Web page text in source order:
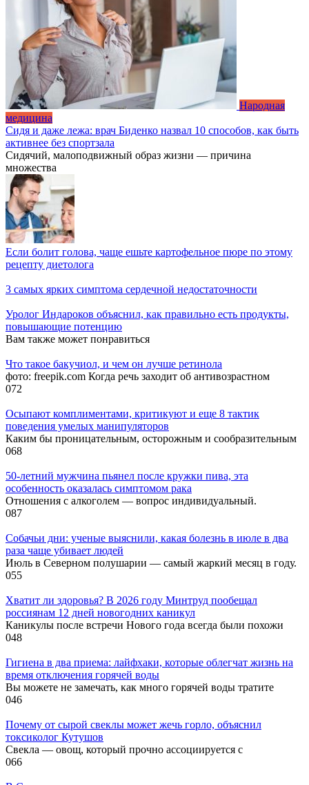
Народная
медицина
Сидя и даже лежа: врач Биденко назвал 10 способов, как быть
активнее без спортзала
Сидячий, малоподвижный образ жизни — причина
множества
Если болит голова, чаще ешьте картофельное пюре по этому
рецепту диетолога
3 самых ярких симптома сердечной недостаточности
Уролог Индароков объяснил, как правильно есть продукты,
повышающие потенцию
Вам также может понравиться
Что такое бакучиол, и чем он лучше ретинола
фото: freepik.com Когда речь заходит об антивозрастном
072
Осыпают комплиментами, критикуют и еще 8 тактик
поведения умелых манипуляторов
Каким бы проницательным, осторожным и сообразительным
068
50-летний мужчина пьянел после кружки пива, эта
особенность оказалась симптомом рака
Отношения с алкоголем — вопрос индивидуальный.
087
Собачьи дни: ученые выяснили, какая болезнь в июле в два
раза чаще убивает людей
Июль в Северном полушарии — самый жаркий месяц в году.
055
Хватит ли здоровья? В 2026 году Минтруд пообещал
россиянам 12 дней новогодних каникул
Каникулы после встречи Нового года всегда были похожи
048
Гигиена в два приема: лайфхаки, которые облегчат жизнь на
время отключения горячей воды
Вы можете не замечать, как много горячей воды тратите
046
Почему от сырой свеклы может жечь горло, объяснил
токсиколог Кутушов
Свекла — овощ, который прочно ассоциируется с
066